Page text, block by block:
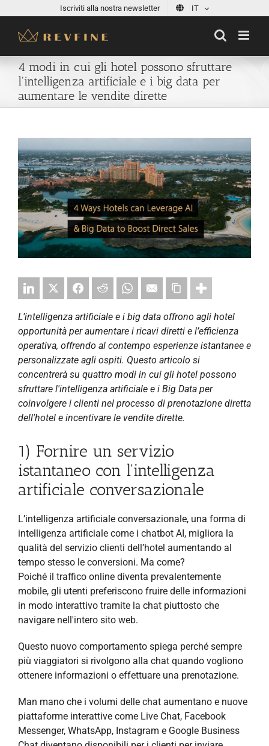
content
Iscriviti alla nostra newsletter IT
4 modi in cui gli hotel possono sfruttare
l'intelligenza artificiale e i big data per
aumentare le vendite dirette
Larger
Image
L’intelligenza artificiale e i big data offrono agli hotel
opportunità per aumentare i ricavi diretti e l’efficienza
operativa, offrendo al contempo esperienze istantanee e
personalizzate agli ospiti. Questo articolo si
concentrerà su quattro modi in cui gli hotel possono
sfruttare l'intelligenza artificiale e i Big Data per
coinvolgere i clienti nel processo di prenotazione diretta
dell'hotel e incentivare le vendite dirette.
1) Fornire un servizio
istantaneo con l'intelligenza
artificiale conversazionale
L’intelligenza artificiale conversazionale, una forma di
intelligenza artificiale come i chatbot AI, migliora la
qualità del servizio clienti dell’hotel aumentando al
tempo stesso le conversioni. Ma come?
Poiché il traffico online diventa prevalentemente
mobile, gli utenti preferiscono fruire delle informazioni
in modo interattivo tramite la chat piuttosto che
navigare nell'intero sito web.
Questo nuovo comportamento spiega perché sempre
più viaggiatori si rivolgono alla chat quando vogliono
ottenere informazioni o effettuare una prenotazione.
Man mano che i volumi delle chat aumentano e nuove
piattaforme interattive come Live Chat, Facebook
Messenger, WhatsApp, Instagram e Google Business